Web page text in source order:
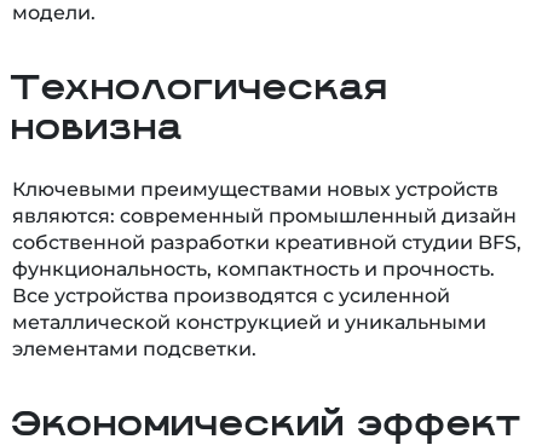
модели.
Технологическая
новизна
Ключевыми преимуществами новых устройств
являются: современный промышленный дизайн
собственной разработки креативной студии BFS,
функциональность, компактность и прочность.
Все устройства производятся с усиленной
металлической конструкцией и уникальными
элементами подсветки.
Экономический эффект